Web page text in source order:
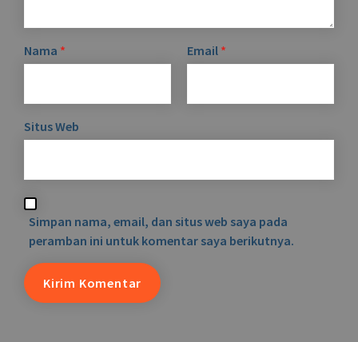
Nama * Email *
Situs Web
Simpan nama, email, dan situs web saya pada
peramban ini untuk komentar saya berikutnya.